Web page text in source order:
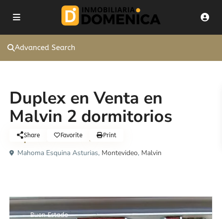
Advanced Search
Duplex en Venta en
Malvin 2 dormitorios
U$S345.000
Mahoma Esquina Asturias, Montevideo, Malvin
Share Favorite Print
Buen Estado